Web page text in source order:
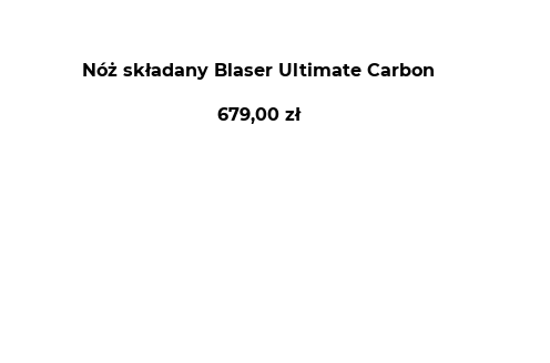
Nóż składany Blaser Ultimate Carbon
679,00 zł